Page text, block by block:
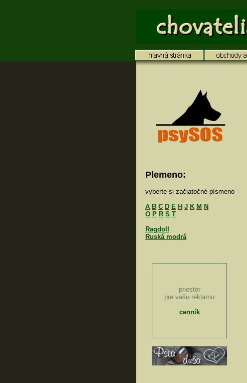
Plemeno:
vyberte si začiatočné písmeno
A B C D E H J K M N
O P R S T
Ragdoll
Ruská modrá